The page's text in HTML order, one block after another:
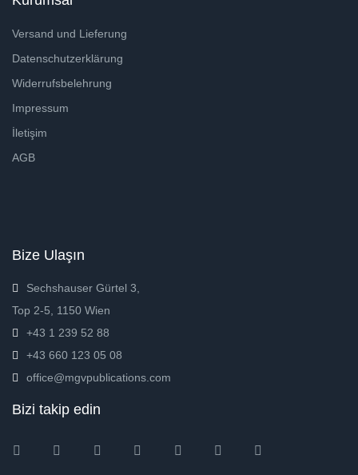
Versand und Lieferung
Datenschutzerklärung
Widerrufsbelehrung
Impressum
İletişim
AGB
Bize Ulaşın
Sechshauser Gürtel 3,
Top 2-5, 1150 Wien
+43 1 239 52 88
+43 660 123 05 08
office@mgvpublications.com
Bizi takip edin
InstagramFacebookTwitter Amazon Pinterest